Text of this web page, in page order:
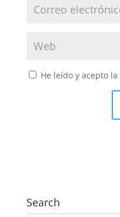
He leído y acepto la
Search